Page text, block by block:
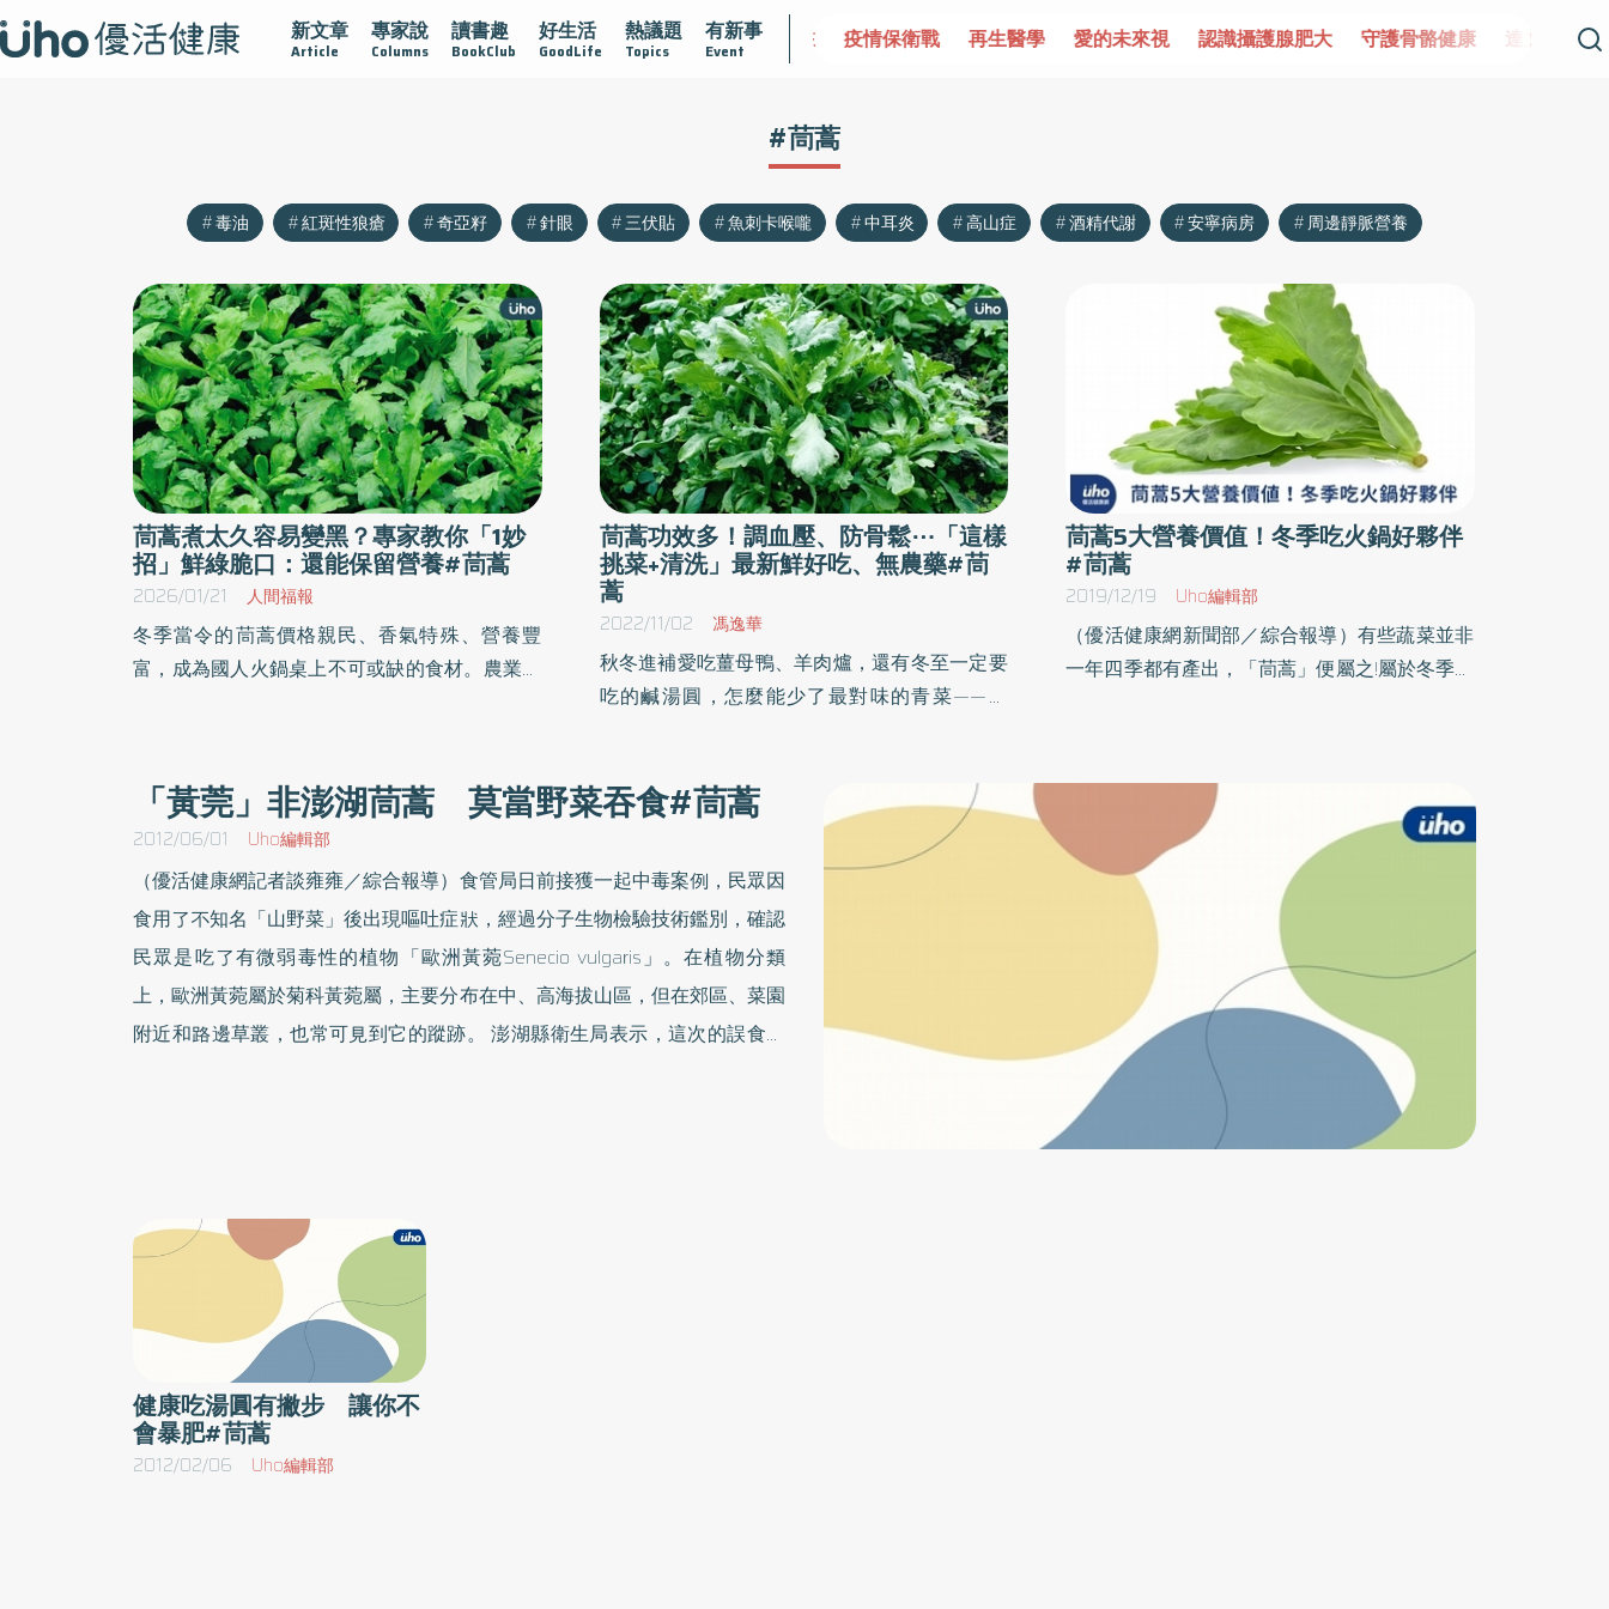
新文章
Article
專家說
Columns
讀書趣
BookClub
好生活
GoodLife
熱議題
Topics
有新事
Event
守護骨骼健康 達文西手術專欄 2025植牙指南 漸凍不孤單 愛不沾黏 守護腺在 疫情保衛戰 再生醫學 愛的未來視 認識攝護腺肥大 守護骨骼健康 達文西手術
#茼蒿
毒油 紅斑性狼瘡 奇亞籽 針眼 三伏貼 魚刺卡喉嚨 中耳炎 高山症 酒精代謝 安寧病房 周邊靜脈營養
茼蒿煮太久容易變黑？專家教你「1妙
招」鮮綠脆口：還能保留營養#茼蒿
2026/01/21 人間福報
冬季當令的茼蒿價格親民、香氣特殊、營養豐
富，成為國人火鍋桌上不可或缺的食材。農業部
式，這個冬天也能開心吃茼蒿。
茼蒿功效多！調血壓、防骨鬆⋯「這樣
挑菜+清洗」最新鮮好吃、無農藥#茼
蒿
2022/11/02 馮逸華
秋冬進補愛吃薑母鴨、羊肉爐，還有冬至一定要
吃的鹹湯圓，怎麼能少了最對味的青菜——茼
蒿要如何挑選才新鮮？吃茼蒿有哪些好處和禁
忌？《優活健康網》為您整理美味茼蒿「9大
QA」一篇看懂！
茼蒿5大營養價值！冬季吃火鍋好夥伴
#茼蒿
2019/12/19 Uho編輯部
（優活健康網新聞部／綜合報導）有些蔬菜並非
一年四季都有產出，「茼蒿」便屬之!屬於冬季蔬
養師講師簡鈺樺建議大家不免可以利用這樣的機
會補充滿滿茼蒿的營養！茼蒿營養價值簡鈺樺營
養師表示，歸屬於綠色葉菜類一族的茼蒿，有著
植化素葉綠素和β-胡蘿蔔素，同時礦物質和維生
素種類也相當豐富喔！若把實際的營養素含量量
化，根據台灣食品成分資料庫2018版，每100公
克的茼蒿有：1. 熱量13大卡：蔬菜低熱量又高纖
維的特性，對於控制體重者來講是很棒的選擇！
甚至適合入火鍋料理的茼蒿，若可以去取代一些
加工料，也能大大提升營養價值喔！2. 纖維1.6公
克：建議國人一日纖維攝取量為25~35毫克，而
「黃莞」非澎湖茼蒿 莫當野菜吞食#茼蒿
2012/06/01 Uho編輯部
（優活健康網記者談雍雍／綜合報導）食管局日前接獲一起中毒案例，民眾因
食用了不知名「山野菜」後出現嘔吐症狀，經過分子生物檢驗技術鑑別，確認
民眾是吃了有微弱毒性的植物「歐洲黃菀Senecio vulgaris」。在植物分類
上，歐洲黃菀屬於菊科黃菀屬，主要分布在中、高海拔山區，但在郊區、菜園
附近和路邊草叢，也常可見到它的蹤跡。 澎湖縣衛生局表示，這次的誤食案
般可食性植物的外觀相似，很容易造成民眾誤認，因而大大提高了民眾誤食的
機率。由於不同種類的有毒植物，引起的中毒症狀不盡相同，輕則腸胃不適，
重則傷害中樞神經系統，甚至會因此喪命。還有部分有毒植物，就算找來經驗
豐富的專家，還是不容易從外觀上加以區別。 澎湖縣衛生局再次呼籲，民眾
千萬不要食用來路不明的植物，以免滿足了一時的口腹之慾，反而造成無法挽
回的傷害。萬一民眾誤食了不明植物出現不舒服的症狀時，一定要趕緊就醫並
保留食餘檢體，讓醫護人員做出正確診斷與治療。
健康吃湯圓有撇步 讓你不
會暴肥#茼蒿
2012/02/06 Uho編輯部